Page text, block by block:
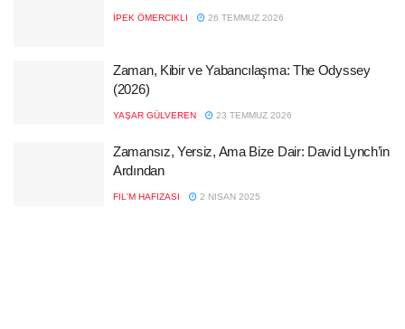
İPEK ÖMERCIKLI 26 TEMMUZ 2026
Zaman, Kibir ve Yabancılaşma: The Odyssey
(2026)
YAŞAR GÜLVEREN 23 TEMMUZ 2026
Zamansız, Yersiz, Ama Bize Dair: David Lynch’in
Ardından
FIL'M HAFIZASI 2 NISAN 2025